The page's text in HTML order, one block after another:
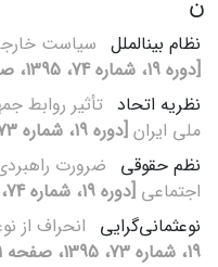
نظام بین‏الملل سیاست
[دوره 19، شماره 74، 1395، صفحه 139-164]
نظریه اتحاد تأثیر روابط
ملی ایران [دوره 19، شماره 73، 1395، صفحه 137-158]
نظم حقوقی ضرورت
اجتماعی [دوره 19، شماره 74، 1395، صفحه 63-88]
نوعثمانی‌گرایی
انحراف از
19، شماره 73، 1395، صفحه 31-68]